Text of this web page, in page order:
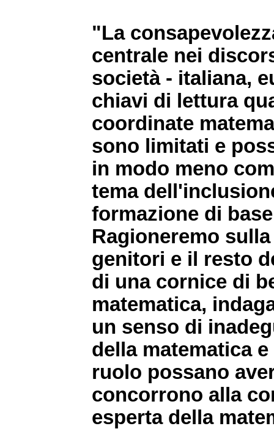
"La
centrale nei
società - italiana,
chiavi di lettura
coordinate
sono limitati e
in modo meno
tema
formazione di
Ragioneremo
genitori e il resto
di una cornice di
matematica,
un senso di
della matematica
ruolo possano
concorrono alla
esperta della